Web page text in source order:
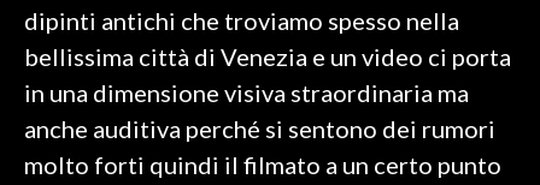
dipinti antichi che troviamo spesso nella
bellissima città di Venezia e un video ci porta
in una dimensione visiva straordinaria ma
anche auditiva perché si sentono dei rumori
molto forti quindi il filmato a un certo punto